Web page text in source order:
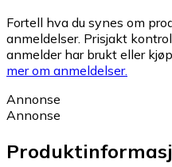
Fortell hva du synes om
anmeldelser. Prisjakt
anmelder har brukt eller
mer om anmeldelser.
Annonse
Annonse